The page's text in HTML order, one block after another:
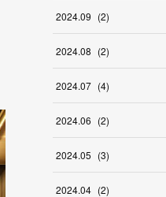
2024.09 (2)
2024.08 (2)
2024.07 (4)
2024.06 (2)
2024.05 (3)
2024.04 (2)